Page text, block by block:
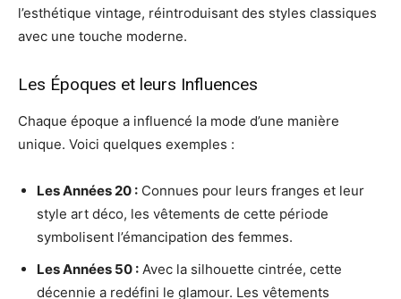
l’esthétique vintage, réintroduisant des styles classiques
avec une touche moderne.
Les Époques et leurs Influences
Chaque époque a influencé la mode d’une manière
unique. Voici quelques exemples :
Les Années 20 : Connues pour leurs franges et leur
style art déco, les vêtements de cette période
symbolisent l’émancipation des femmes.
Les Années 50 : Avec la silhouette cintrée, cette
décennie a redéfini le glamour. Les vêtements